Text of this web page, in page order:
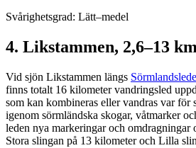
Svårighetsgrad: Lätt–medel
4. Likstammen, 2,6–13
Vid sjön Likstammen längs
finns totalt 16 kilometer vandringsled
som kan kombineras eller vandras var för
igenom sörmländska skogar, våtmarker
leden nya markeringar och omdragningar
Stora slingan på 13 kilometer och Lilla